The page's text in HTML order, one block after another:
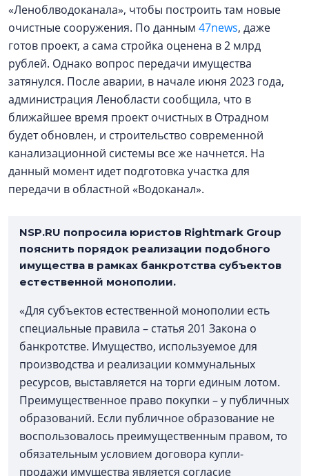
«Леноблводоканала», чтобы построить там новые
очистные сооружения. По данным 47news, даже
готов проект, а сама стройка оценена в 2 млрд
рублей. Однако вопрос передачи имущества
затянулся. После аварии, в начале июня 2023 года,
администрация Ленобласти сообщила, что в
ближайшее время проект очистных в Отрадном
будет обновлен, и строительство современной
канализационной системы все же начнется. На
данный момент идет подготовка участка для
передачи в областной «Водоканал».
NSP.RU попросила юристов Rightmark Group
пояснить порядок реализации подобного
имущества в рамках банкротства субъектов
естественной монополии.
«Для субъектов естественной монополии есть
специальные правила – статья 201 Закона о
банкротстве. Имущество, используемое для
производства и реализации коммунальных
ресурсов, выставляется на торги единым лотом.
Преимущественное право покупки – у публичных
образований. Если публичное образование не
воспользовалось преимущественным правом, то
обязательным условием договора купли-
продажи имущества является согласие